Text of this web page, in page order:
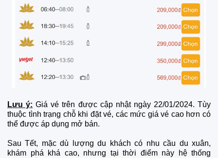
Lưu ý: Giá vé trên được cập nhật ngày 22/01/2024. Tùy
thuộc tình trạng chỗ khi đặt vé, các mức giá vé cao hơn có
thể được áp dụng mở bán.
Sau Tết, mặc dù lượng du khách có nhu cầu du xuân,
khám phá khá cao, nhưng tại thời điểm này hệ thống